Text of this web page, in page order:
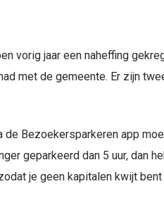
vorig jaar een naheffing
met de gemeente. Er zijn
de Bezoekersparkeren app
geparkeerd dan 5 uur, dan
je geen kapitalen kwijt